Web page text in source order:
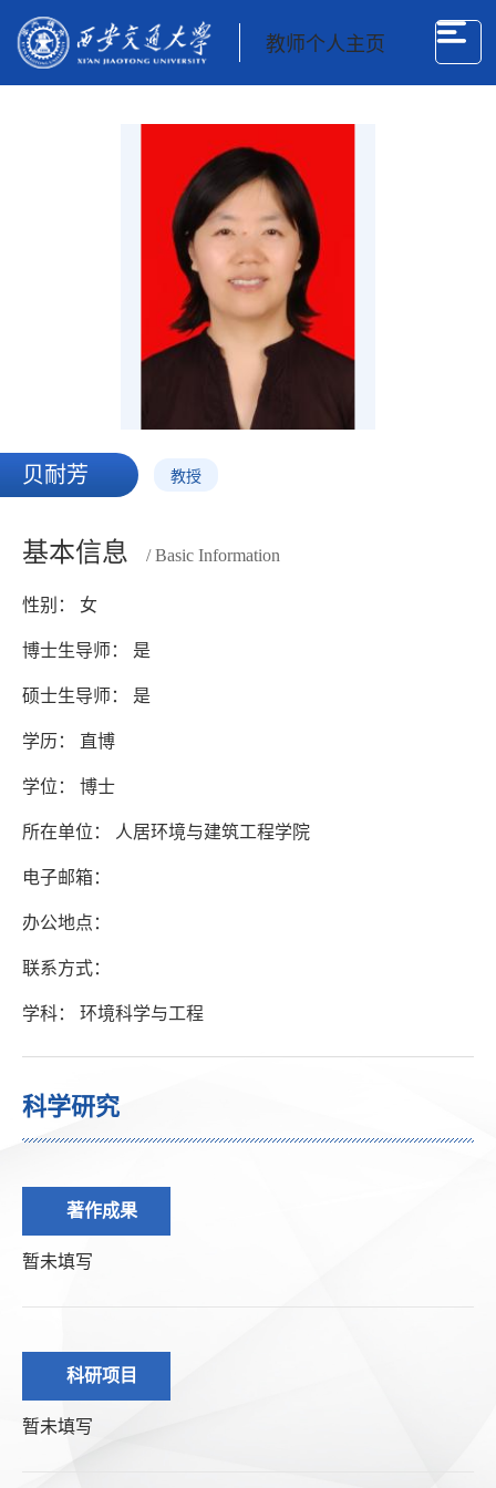
教师个人主页
贝耐芳 教授
基本信息 / Basic Information
性别： 女
博士生导师： 是
硕士生导师： 是
学历： 直博
学位： 博士
所在单位： 人居环境与建筑工程学院
电子邮箱：
办公地点：
联系方式：
学科： 环境科学与工程
科学研究
著作成果
暂未填写
科研项目
暂未填写